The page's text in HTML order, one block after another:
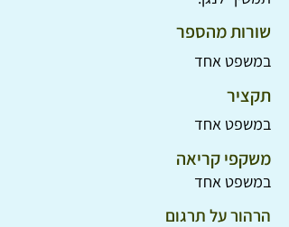
שורות מהספר
במשפט אחד
תקציר
במשפט אחד
משקפי קריאה
במשפט אחד
הרהור על תרגום